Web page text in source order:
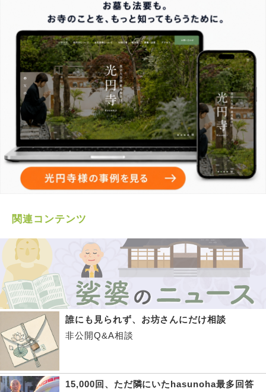
関連コンテンツ
誰にも見られず、お坊さんにだけ相談
非公開Q&A相談
15,000回、ただ隣にいたhasunoha最多回答